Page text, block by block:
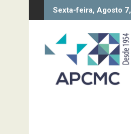
Sexta-feira, Agosto
da Diretiva “Transparência